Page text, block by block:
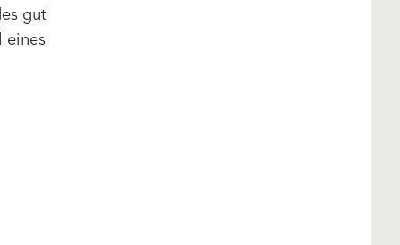
gut
eines